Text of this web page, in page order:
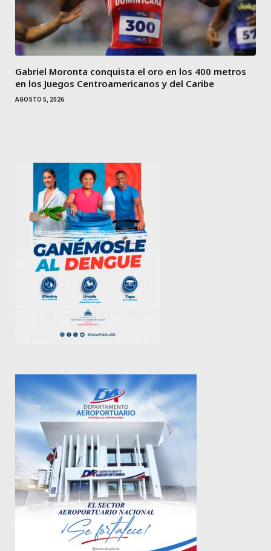
Gabriel Moronta conquista el oro en los 400 metros
en los Juegos Centroamericanos y del Caribe
AGOSTO 5, 2026